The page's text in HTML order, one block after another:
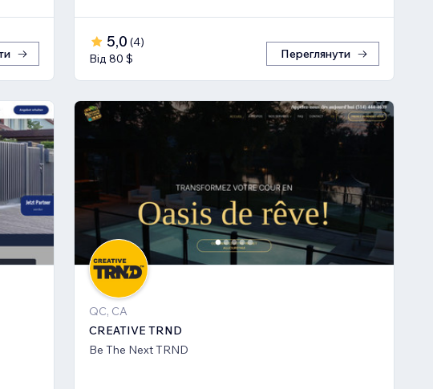
5,0 (4)
Від 80 $
Переглянути
QC, CA
CREATIVE TRND
Be The Next TRND